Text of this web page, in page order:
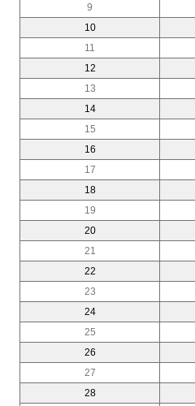
9
10
11
12
13
14
15
16
17
18
19
20
21
22
23
24
25
26
27
28